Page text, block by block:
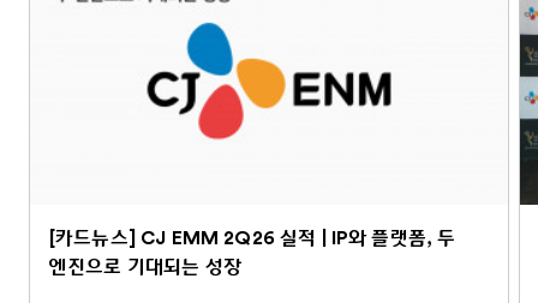
[카드뉴스] CJ EMM 2Q26 실적 | IP와 플랫폼, 두
엔진으로 기대되는 성장